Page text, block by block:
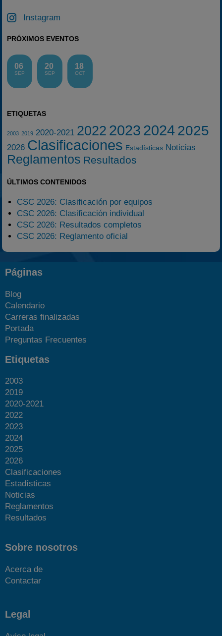
Instagram
PRÓXIMOS EVENTOS
06
SEP
20
SEP
18
OCT
ETIQUETAS
2003 2019 2020-2021 2022 2023 20242025
2026 Clasificaciones Estadísticas Noticias
Reglamentos Resultados
ÚLTIMOS CONTENIDOS
CSC 2026: Clasificación por equipos
CSC 2026: Clasificación individual
CSC 2026: Resultados completos
CSC 2026: Reglamento oficial
Páginas
Blog
Calendario
Carreras finalizadas
Portada
Preguntas Frecuentes
Etiquetas
2003
2019
2020-2021
2022
2023
2024
2025
2026
Clasificaciones
Estadísticas
Noticias
Reglamentos
Resultados
Sobre nosotros
Acerca de
Contactar
Legal